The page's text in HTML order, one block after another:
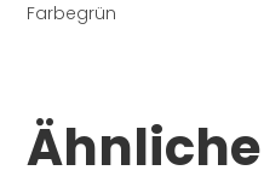
Farbegrün